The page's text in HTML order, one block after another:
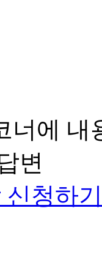
너에 내
변
신청하기